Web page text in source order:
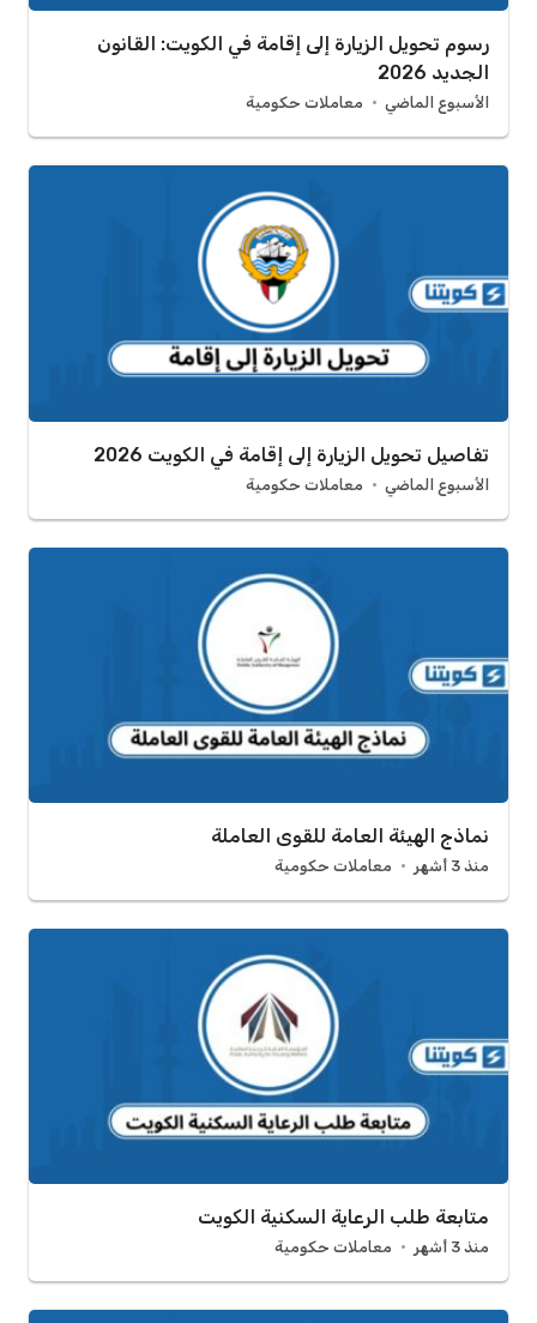
رسوم تحويل الزيارة إلى إقامة في الكويت: القانون
الجديد 2026
الأسبوع الماضي معاملات حكومية
تفاصيل تحويل الزيارة إلى إقامة في الكويت 2026
الأسبوع الماضي معاملات حكومية
نماذج الهيئة العامة للقوى العاملة
منذ 3 أشهر معاملات حكومية
متابعة طلب الرعاية السكنية الكويت
منذ 3 أشهر معاملات حكومية